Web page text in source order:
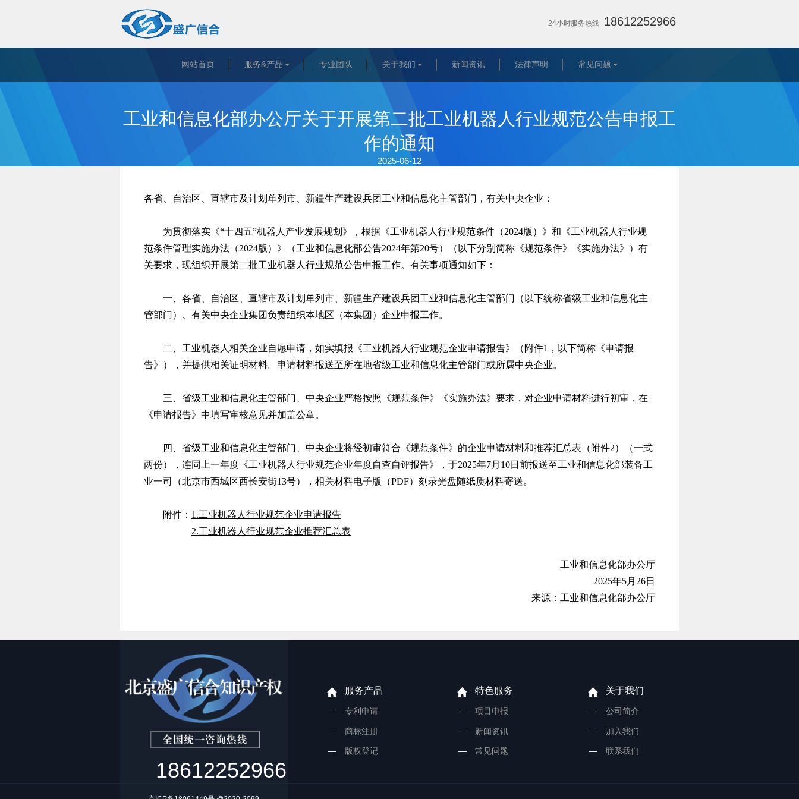
24小时服务热线 18612252966
网站首页 服务&产品 专业团队 关于我们 新闻资讯 法律声明 常见问题
工业和信息化部办公厅关于开展第二批工业机器人行业规范公告申报工
作的通知
2025-06-12
各省、自治区、直辖市及计划单列市、新疆生产建设兵团工业和信息化主管部门，有关中央企业：
为贯彻落实《“十四五”机器人产业发展规划》，根据《工业机器人行业规范条件（2024版）》和《工业机器人行业规
范条件管理实施办法（2024版）》（工业和信息化部公告2024年第20号）（以下分别简称《规范条件》《实施办法》）有
关要求，现组织开展第二批工业机器人行业规范公告申报工作。有关事项通知如下：
一、各省、自治区、直辖市及计划单列市、新疆生产建设兵团工业和信息化主管部门（以下统称省级工业和信息化主
管部门）、有关中央企业集团负责组织本地区（本集团）企业申报工作。
二、工业机器人相关企业自愿申请，如实填报《工业机器人行业规范企业申请报告》（附件1，以下简称《申请报
告》），并提供相关证明材料。申请材料报送至所在地省级工业和信息化主管部门或所属中央企业。
三、省级工业和信息化主管部门、中央企业严格按照《规范条件》《实施办法》要求，对企业申请材料进行初审，在
《申请报告》中填写审核意见并加盖公章。
四、省级工业和信息化主管部门、中央企业将经初审符合《规范条件》的企业申请材料和推荐汇总表（附件2）（一式
两份），连同上一年度《工业机器人行业规范企业年度自查自评报告》，于2025年7月10日前报送至工业和信息化部装备工
业一司（北京市西城区西长安街13号），相关材料电子版（PDF）刻录光盘随纸质材料寄送。
附件： 1.工业机器人行业规范企业申请报告
2.工业机器人行业规范企业推荐汇总表
工业和信息化部办公厅
2025年5月26日
来源：工业和信息化部办公厅
18612252966
服务产品
专利申请
商标注册
版权登记
特色服务
项目申报
新闻资讯
常见问题
关于我们
公司简介
加入我们
联系我们